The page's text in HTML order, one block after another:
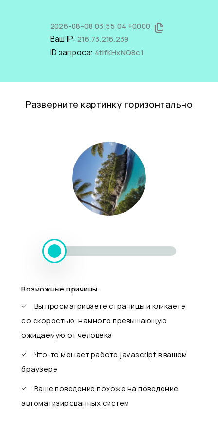
2026-08-08 03:55:04 +0000
Ваш IP: 216.73.216.239
ID запроса: 4tIfKHxNQ8c1
Разверните картинку горизонтально
Возможные причины:
Вы просматриваете страницы и кликаете
со скоростью, намного превышающую
ожидаемую от человека
Что-то мешает работе javascript в вашем
браузере
Ваше поведение похоже на поведение
автоматизированных систем